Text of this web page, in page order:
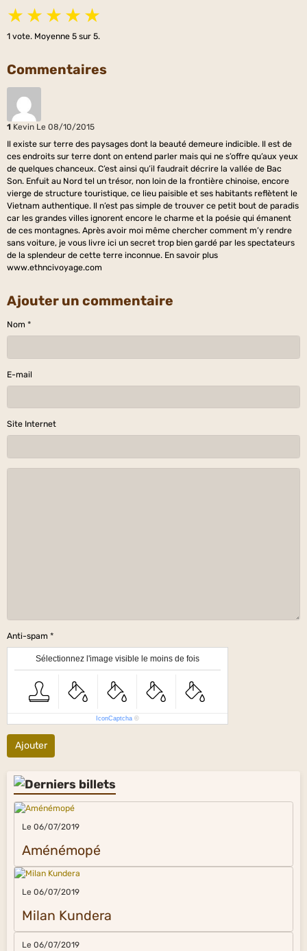
★ ★ ★ ★ ★
1 vote. Moyenne 5 sur 5.
Commentaires
1 Kevin Le 08/10/2015
Il existe sur terre des paysages dont la beauté demeure indicible. Il est de
ces endroits sur terre dont on entend parler mais qui ne s’offre qu’aux yeux
de quelques chanceux. C’est ainsi qu’il faudrait décrire la vallée de Bac
Son. Enfuit au Nord tel un trésor, non loin de la frontière chinoise, encore
vierge de structure touristique, ce lieu paisible et ses habitants reflètent le
Vietnam authentique. Il n’est pas simple de trouver ce petit bout de paradis
car les grandes villes ignorent encore le charme et la poésie qui émanent
de ces montagnes. Après avoir moi même chercher comment m’y rendre
sans voiture, je vous livre ici un secret trop bien gardé par les spectateurs
de la splendeur de cette terre inconnue. En savoir plus
www.ethncivoyage.com
Ajouter un commentaire
Nom
E-mail
Site Internet
Anti-spam
Sélectionnez l'image visible le moins de fois
IconCaptcha ©
Ajouter
Le 06/07/2019
Aménémopé
Le 06/07/2019
Milan Kundera
Le 06/07/2019